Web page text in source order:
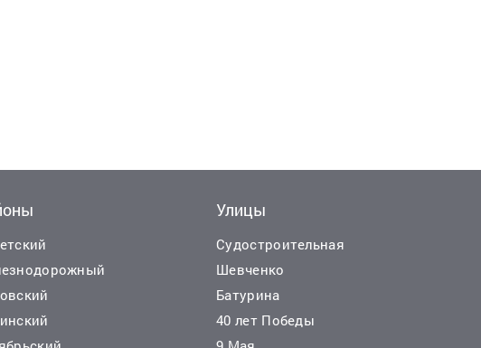
мес. 25 000 руб./мес.
Улицы
Судостроительная
Шевченко
Батурина
40 лет Победы